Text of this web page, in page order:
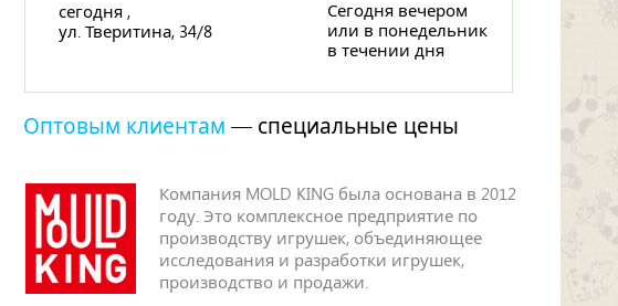
сегодня ,
ул. Тверитина, 34/8
Сегодня вечером
или в понедельник
в течении дня
Оптовым клиентам — специальные цены
Компания MOLD KING была основана в 2012
году. Это комплексное предприятие по
производству игрушек, объединяющее
исследования и разработки игрушек,
производство и продажи.